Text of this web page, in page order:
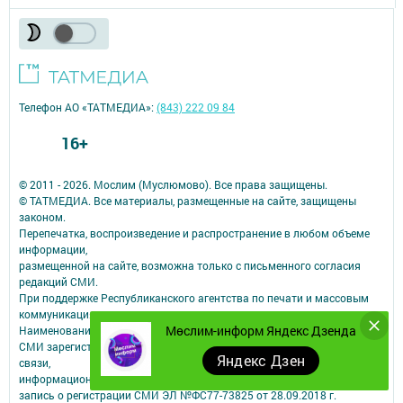
Мөслим-информ Яндекс Дзенда
Яндекс Дзен
© 2011 - 2026. Мослим (Муслюмово). Все права защищены.
© ТАТМЕДИА. Все материалы, размещенные на сайте, защищены
законом.
Перепечатка, воспроизведение и распространение в любом объеме
информации,
размещенной на сайте, возможна только с письменного согласия
редакций СМИ.
При поддержке Республиканского агентства по печати и массовым
коммуникациям.
Наименование СМИ: Мөслим-информ
СМИ зарегистрировано Федеральной службой по надзору в сфере
связи,
информационных технологий и массовых коммуникаций
запись о регистрации СМИ ЭЛ №ФС77-73825 от 28.09.2018 г.
Телефон АО «ТАТМЕДИА»:(843) 222 09 84
16+